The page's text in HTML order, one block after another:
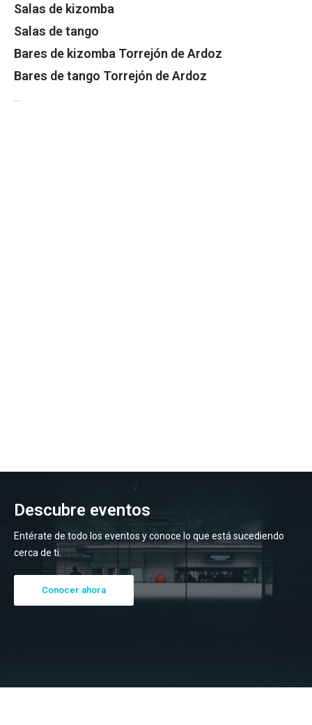
Salas de kizomba
Salas de tango
Bares de kizomba Torrejón de Ardoz
Bares de tango Torrejón de Ardoz
Descubre eventos
Entérate de todo los eventos y conoce lo que está sucediendo
cerca de ti.
Conocer ahora